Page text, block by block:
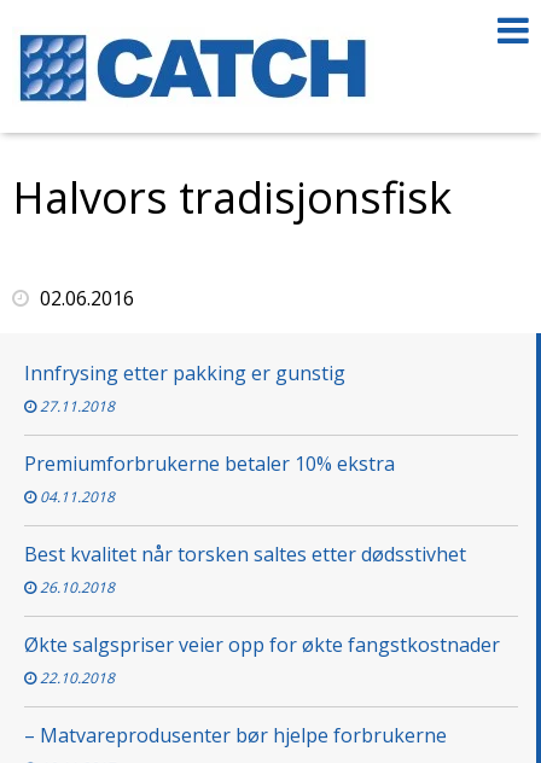
Halvors tradisjonsfisk
02.06.2016
Innfrysing etter pakking er gunstig
27.11.2018
Premiumforbrukerne betaler 10% ekstra
04.11.2018
Best kvalitet når torsken saltes etter dødsstivhet
26.10.2018
Økte salgspriser veier opp for økte fangstkostnader
22.10.2018
– Matvareprodusenter bør hjelpe forbrukerne